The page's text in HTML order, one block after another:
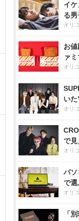
イ
る
オリ
お
ァ
オリ
い
オリ
で見
オリ
パソ
で選
オリ
「